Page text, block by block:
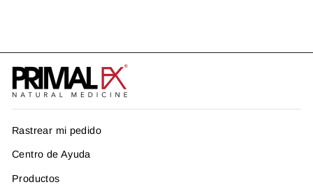
Rastrear mi pedido
Centro de Ayuda
Productos